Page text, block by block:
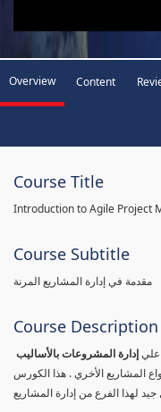
Overview Content
Course Title
Introduction to Agile Project
Course Subtitle
مقدمة في إدارة المشاريع المرنة
Course Description
عليإدارة المشروعات بالأساليب
المشاريع الأخري . هذا الكورس